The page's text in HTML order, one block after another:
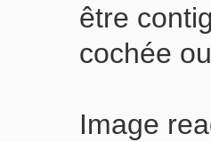
être
cochée
Image